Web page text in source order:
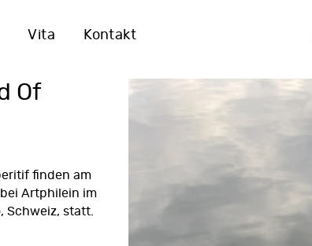
Vita Kontakt
Of
finden am
Artphilein im
Schweiz, statt.